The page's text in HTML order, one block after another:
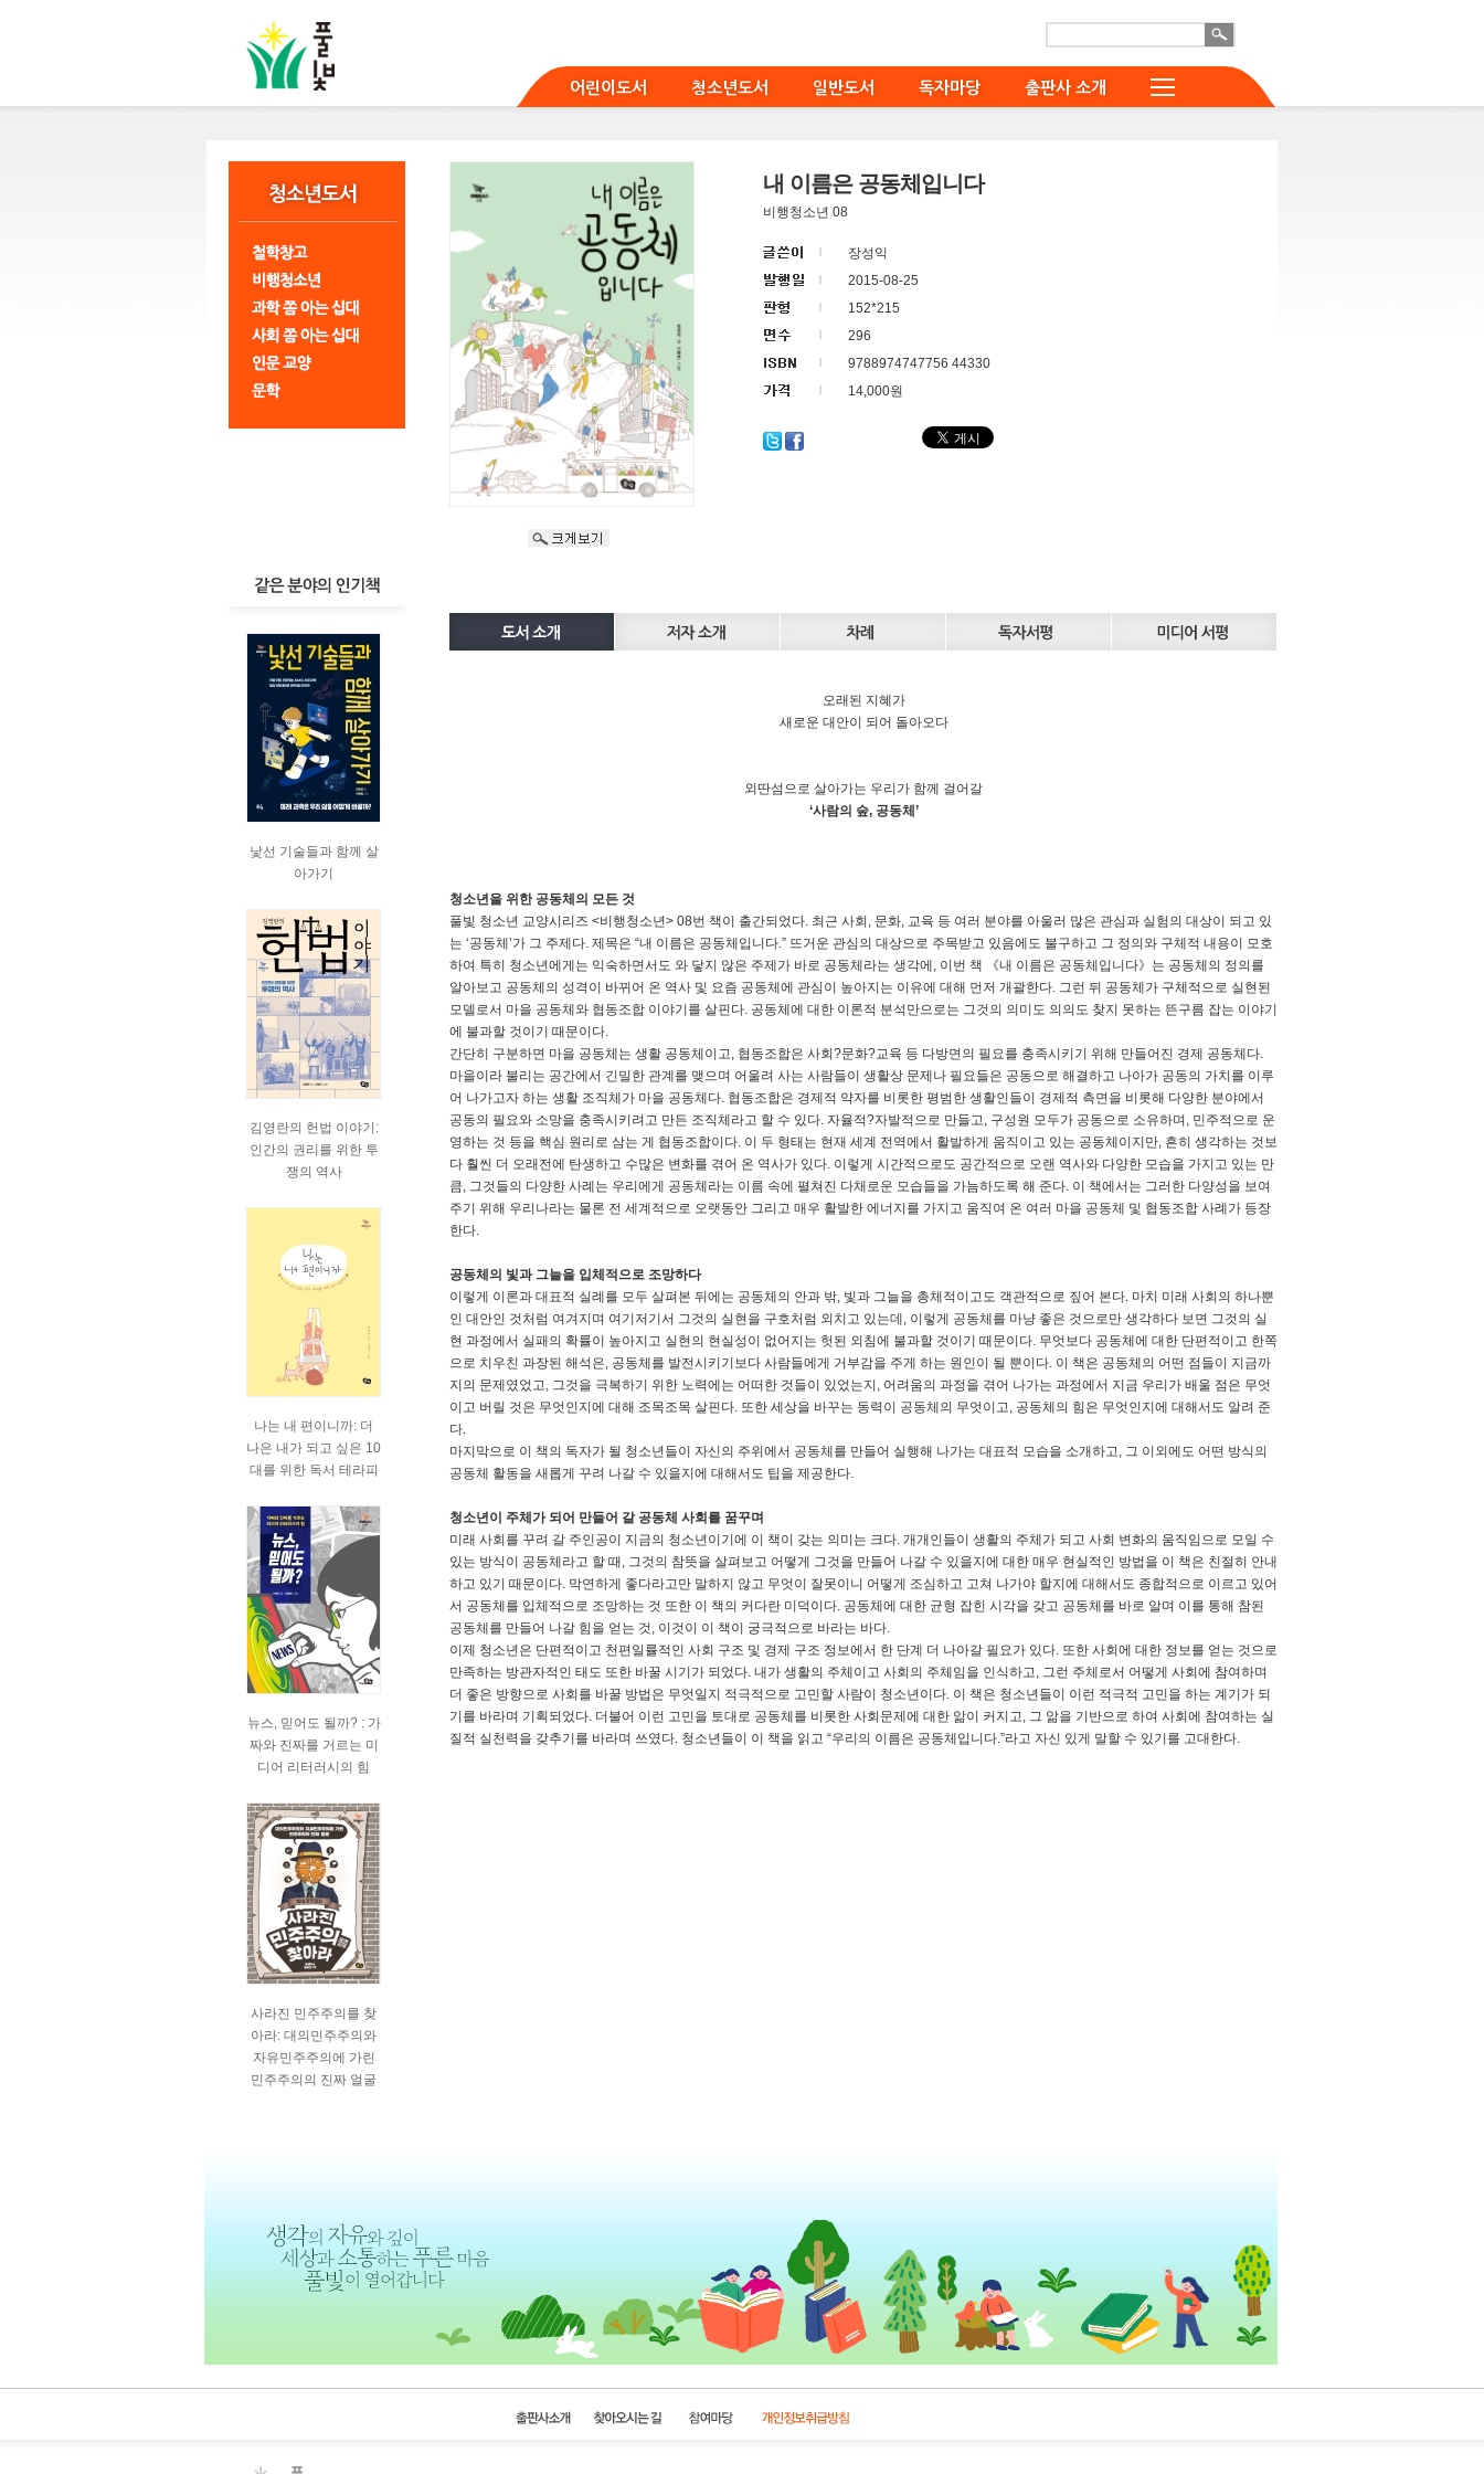
어린이도서 청소년도서 일반도서 독자마당 출판사 소개
낯선 기술들과 함께 살
아가기
김영란의 헌법 이야기:
인간의 권리를 위한 투
쟁의 역사
나는 내 편이니까: 더
나은 내가 되고 싶은 10
대를 위한 독서 테라피
뉴스, 믿어도 될까? : 가
짜와 진짜를 거르는 미
디어 리터러시의 힘
사라진 민주주의를 찾
아라: 대의민주주의와
자유민주주의에 가린
민주주의의 진짜 얼굴
내 이름은 공동체입니다
비행청소년 08
장성익
2015-08-25
152*215
296
9788974747756 44330
14,000원
오래된 지혜가
새로운 대안이 되어 돌아오다
외딴섬으로 살아가는 우리가 함께 걸어갈
‘사람의 숲, 공동체’
청소년을 위한 공동체의 모든 것
풀빛 청소년 교양시리즈 <비행청소년> 08번 책이 출간되었다. 최근 사회, 문화, 교육 등 여러 분야를 아울러 많은 관심과 실험의 대상이 되고 있
는 ‘공동체’가 그 주제다. 제목은 “내 이름은 공동체입니다.” 뜨거운 관심의 대상으로 주목받고 있음에도 불구하고 그 정의와 구체적 내용이 모호
하여 특히 청소년에게는 익숙하면서도 와 닿지 않은 주제가 바로 공동체라는 생각에, 이번 책 《내 이름은 공동체입니다》는 공동체의 정의를
알아보고 공동체의 성격이 바뀌어 온 역사 및 요즘 공동체에 관심이 높아지는 이유에 대해 먼저 개괄한다. 그런 뒤 공동체가 구체적으로 실현된
모델로서 마을 공동체와 협동조합 이야기를 살핀다. 공동체에 대한 이론적 분석만으로는 그것의 의미도 의의도 찾지 못하는 뜬구름 잡는 이야기
에 불과할 것이기 때문이다.
간단히 구분하면 마을 공동체는 생활 공동체이고, 협동조합은 사회?문화?교육 등 다방면의 필요를 충족시키기 위해 만들어진 경제 공동체다.
마을이라 불리는 공간에서 긴밀한 관계를 맺으며 어울려 사는 사람들이 생활상 문제나 필요들은 공동으로 해결하고 나아가 공동의 가치를 이루
어 나가고자 하는 생활 조직체가 마을 공동체다. 협동조합은 경제적 약자를 비롯한 평범한 생활인들이 경제적 측면을 비롯해 다양한 분야에서
공동의 필요와 소망을 충족시키려고 만든 조직체라고 할 수 있다. 자율적?자발적으로 만들고, 구성원 모두가 공동으로 소유하며, 민주적으로 운
영하는 것 등을 핵심 원리로 삼는 게 협동조합이다. 이 두 형태는 현재 세계 전역에서 활발하게 움직이고 있는 공동체이지만, 흔히 생각하는 것보
다 훨씬 더 오래전에 탄생하고 수많은 변화를 겪어 온 역사가 있다. 이렇게 시간적으로도 공간적으로 오랜 역사와 다양한 모습을 가지고 있는 만
큼, 그것들의 다양한 사례는 우리에게 공동체라는 이름 속에 펼쳐진 다채로운 모습들을 가늠하도록 해 준다. 이 책에서는 그러한 다양성을 보여
주기 위해 우리나라는 물론 전 세계적으로 오랫동안 그리고 매우 활발한 에너지를 가지고 움직여 온 여러 마을 공동체 및 협동조합 사례가 등장
한다.
공동체의 빛과 그늘을 입체적으로 조망하다
이렇게 이론과 대표적 실례를 모두 살펴본 뒤에는 공동체의 안과 밖, 빛과 그늘을 총체적이고도 객관적으로 짚어 본다. 마치 미래 사회의 하나뿐
인 대안인 것처럼 여겨지며 여기저기서 그것의 실현을 구호처럼 외치고 있는데, 이렇게 공동체를 마냥 좋은 것으로만 생각하다 보면 그것의 실
현 과정에서 실패의 확률이 높아지고 실현의 현실성이 없어지는 헛된 외침에 불과할 것이기 때문이다. 무엇보다 공동체에 대한 단편적이고 한쪽
으로 치우친 과장된 해석은, 공동체를 발전시키기보다 사람들에게 거부감을 주게 하는 원인이 될 뿐이다. 이 책은 공동체의 어떤 점들이 지금까
지의 문제였었고, 그것을 극복하기 위한 노력에는 어떠한 것들이 있었는지, 어려움의 과정을 겪어 나가는 과정에서 지금 우리가 배울 점은 무엇
이고 버릴 것은 무엇인지에 대해 조목조목 살핀다. 또한 세상을 바꾸는 동력이 공동체의 무엇이고, 공동체의 힘은 무엇인지에 대해서도 알려 준
다.
마지막으로 이 책의 독자가 될 청소년들이 자신의 주위에서 공동체를 만들어 실행해 나가는 대표적 모습을 소개하고, 그 이외에도 어떤 방식의
공동체 활동을 새롭게 꾸려 나갈 수 있을지에 대해서도 팁을 제공한다.
청소년이 주체가 되어 만들어 갈 공동체 사회를 꿈꾸며
미래 사회를 꾸려 갈 주인공이 지금의 청소년이기에 이 책이 갖는 의미는 크다. 개개인들이 생활의 주체가 되고 사회 변화의 움직임으로 모일 수
있는 방식이 공동체라고 할 때, 그것의 참뜻을 살펴보고 어떻게 그것을 만들어 나갈 수 있을지에 대한 매우 현실적인 방법을 이 책은 친절히 안내
하고 있기 때문이다. 막연하게 좋다라고만 말하지 않고 무엇이 잘못이니 어떻게 조심하고 고쳐 나가야 할지에 대해서도 종합적으로 이르고 있어
서 공동체를 입체적으로 조망하는 것 또한 이 책의 커다란 미덕이다. 공동체에 대한 균형 잡힌 시각을 갖고 공동체를 바로 알며 이를 통해 참된
공동체를 만들어 나갈 힘을 얻는 것, 이것이 이 책이 궁극적으로 바라는 바다.
이제 청소년은 단편적이고 천편일률적인 사회 구조 및 경제 구조 정보에서 한 단계 더 나아갈 필요가 있다. 또한 사회에 대한 정보를 얻는 것으로
만족하는 방관자적인 태도 또한 바꿀 시기가 되었다. 내가 생활의 주체이고 사회의 주체임을 인식하고, 그런 주체로서 어떻게 사회에 참여하며
더 좋은 방향으로 사회를 바꿀 방법은 무엇일지 적극적으로 고민할 사람이 청소년이다. 이 책은 청소년들이 이런 적극적 고민을 하는 계기가 되
기를 바라며 기획되었다. 더불어 이런 고민을 토대로 공동체를 비롯한 사회문제에 대한 앎이 커지고, 그 앎을 기반으로 하여 사회에 참여하는 실
질적 실천력을 갖추기를 바라며 쓰였다. 청소년들이 이 책을 읽고 “우리의 이름은 공동체입니다.”라고 자신 있게 말할 수 있기를 고대한다.